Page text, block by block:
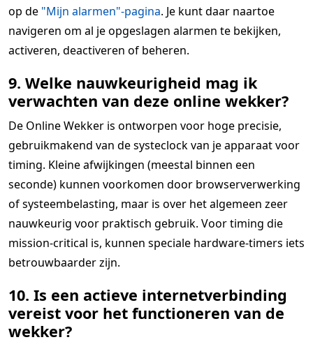
op de "Mijn alarmen"-pagina. Je kunt daar naartoe
navigeren om al je opgeslagen alarmen te bekijken,
activeren, deactiveren of beheren.
9. Welke nauwkeurigheid mag ik
verwachten van deze online wekker?
De Online Wekker is ontworpen voor hoge precisie,
gebruikmakend van de systeclock van je apparaat voor
timing. Kleine afwijkingen (meestal binnen een
seconde) kunnen voorkomen door browserverwerking
of systeembelasting, maar is over het algemeen zeer
nauwkeurig voor praktisch gebruik. Voor timing die
mission-critical is, kunnen speciale hardware-timers iets
betrouwbaarder zijn.
10. Is een actieve internetverbinding
vereist voor het functioneren van de
wekker?